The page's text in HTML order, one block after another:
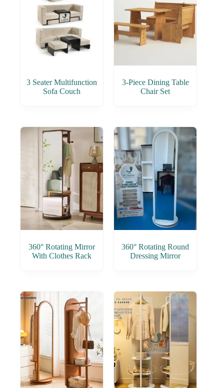
3 Seater Multifunction
Sofa Couch
3-Piece Dining Table
Chair Set
360° Rotating Mirror
With Clothes Rack
360° Rotating Round
Dressing Mirror